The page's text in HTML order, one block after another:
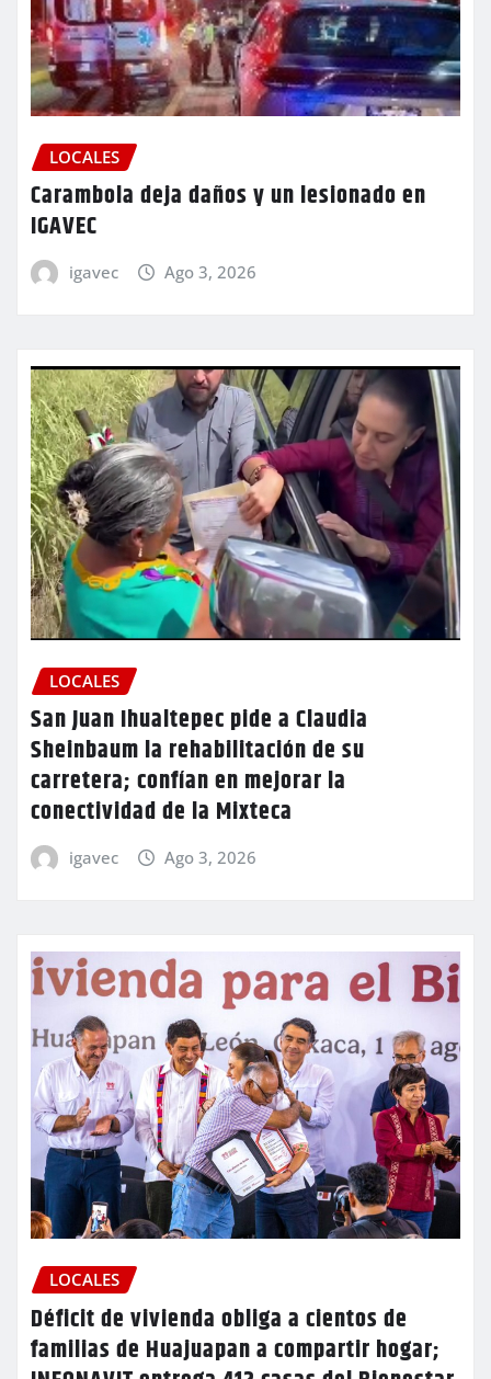
LOCALES
Carambola deja daños y un lesionado en
IGAVEC
igavec Ago 3, 2026
LOCALES
San Juan Ihualtepec pide a Claudia
Sheinbaum la rehabilitación de su
carretera; confían en mejorar la
conectividad de la Mixteca
igavec Ago 3, 2026
LOCALES
Déficit de vivienda obliga a cientos de
familias de Huajuapan a compartir hogar;